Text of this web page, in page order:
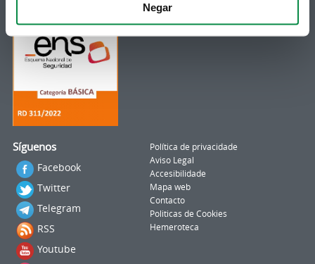
Negar
Síguenos
Facebook
Twitter
Telegram
RSS
Youtube
Política de privacidade
Aviso Legal
Accesibilidade
Mapa web
Contacto
Politicas de Cookies
Hemeroteca